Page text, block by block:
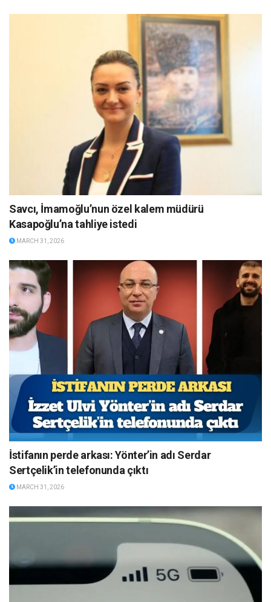
Savcı, İmamoğlu’nun özel kalem müdürü
Kasapoğlu’na tahliye istedi
MARCH 31, 2026
İstifanın perde arkası: Yönter’in adı Serdar
Sertçelik’in telefonunda çıktı
MARCH 31, 2026